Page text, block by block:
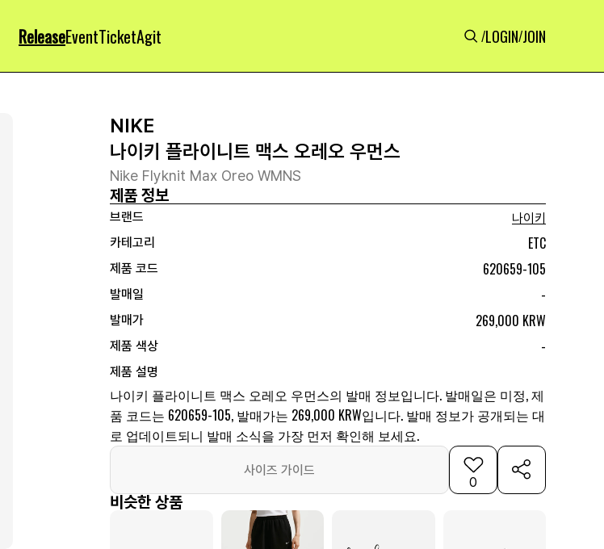
ReleaseEventTicketAgit /LOGIN/JOIN
NIKE
나이키 플라이니트 맥스 오레오 우먼스
Nike Flyknit Max Oreo WMNS
제품 정보
브랜드
나이키
카테고리
ETC
제품 코드 620659-105
발매일 -
발매가 269,000 KRW
제품 색상 -
제품 설명
나이키 플라이니트 맥스 오레오 우먼스의 발매 정보입니다. 발매일은 미정, 제
품 코드는 620659-105, 발매가는 269,000 KRW입니다. 발매 정보가 공개되는 대
로 업데이트되니 발매 소식을 가장 먼저 확인해 보세요.
사이즈 가이드
0
비슷한 상품